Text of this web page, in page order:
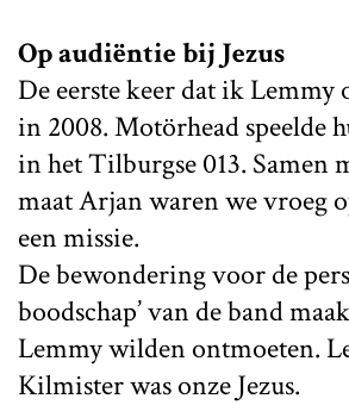
Op audiëntie bij Jezus
De eerste keer dat ik Lemmy
in 2008. Motörhead speelde
in het Tilburgse 013. Samen
maat Arjan waren we vroeg
een missie.
De bewondering voor de
boodschap’ van de band
Lemmy wilden ontmoeten.
Kilmister was onze Jezus.